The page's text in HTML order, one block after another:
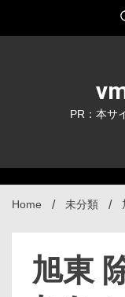
content
PR：本サ
Home 未分類
旭東